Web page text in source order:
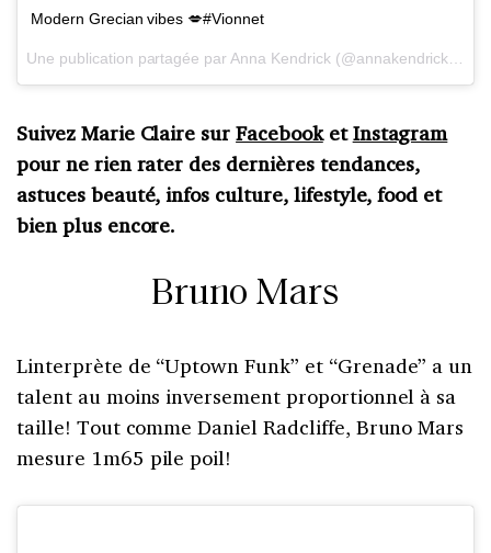
Modern Grecian vibes 💋#Vionnet
Une publication partagée par Anna Kendrick (@annakendrick47) le
Suivez Marie Claire surFacebooketInstagram
pour ne rien rater des dernières tendances,
astuces beauté, infos culture, lifestyle, food et
bien plus encore.
Bruno Mars
Linterprète de “Uptown Funk” et “Grenade” a un
talent au moins inversement proportionnel à sa
taille! Tout comme Daniel Radcliffe, Bruno Mars
mesure 1m65 pile poil!